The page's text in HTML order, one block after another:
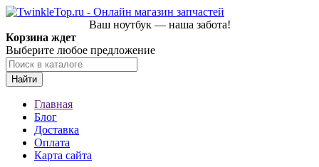
Ваш ноутбук — наша забота!
Корзина ждет
Выберите любое предложение
Найти
Главная
Блог
Доставка
Оплата
Карта сайта